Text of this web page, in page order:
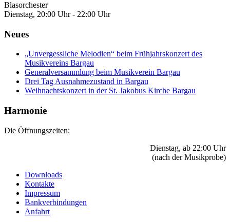
Blasorchester
Dienstag, 20:00 Uhr - 22:00 Uhr
Neues
„Unvergessliche Melodien“ beim Frühjahrskonzert des
Musikvereins Bargau
Generalversammlung beim Musikverein Bargau
Drei Tag Ausnahmezustand in Bargau
Weihnachtskonzert in der St. Jakobus Kirche Bargau
Harmonie
Die Öffnungszeiten:
Dienstag, ab 22:00 Uhr
(nach der Musikprobe)
Downloads
Kontakte
Impressum
Bankverbindungen
Anfahrt